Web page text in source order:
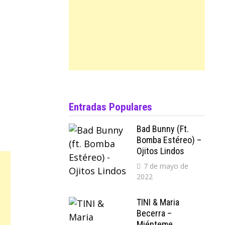
Entradas Populares
Bad Bunny (ft.
Bomba Estéreo) –
Ojitos Lindos
7 de mayo de
2022
TINI & Maria
Becerra –